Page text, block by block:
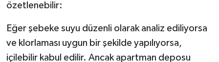
özetlenebilir:
Eğer şebeke suyu düzenli olarak analiz ediliyorsa
ve klorlaması uygun bir şekilde yapılıyorsa,
içilebilir kabul edilir. Ancak apartman deposu